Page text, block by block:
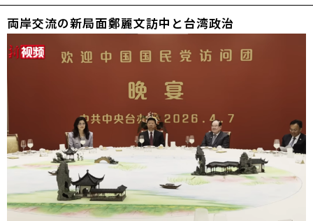
両岸交流の新局面――鄭麗文訪中と台湾政治